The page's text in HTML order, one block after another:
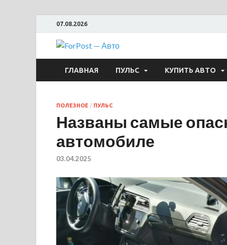
07.08.2026
ForPost —
ГЛАВНАЯ ПУЛЬС КУПИТЬ АВТО
ПОЛЕЗНОЕ / ПУЛЬС
Названы самые
автомобиле
03.04.2025